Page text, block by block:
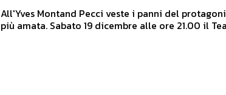
All'Yves Montand Pecci veste i panni del
più amata. Sabato 19 dicembre alle ore 21.00 il